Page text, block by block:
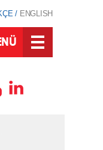
/ ENGLISH